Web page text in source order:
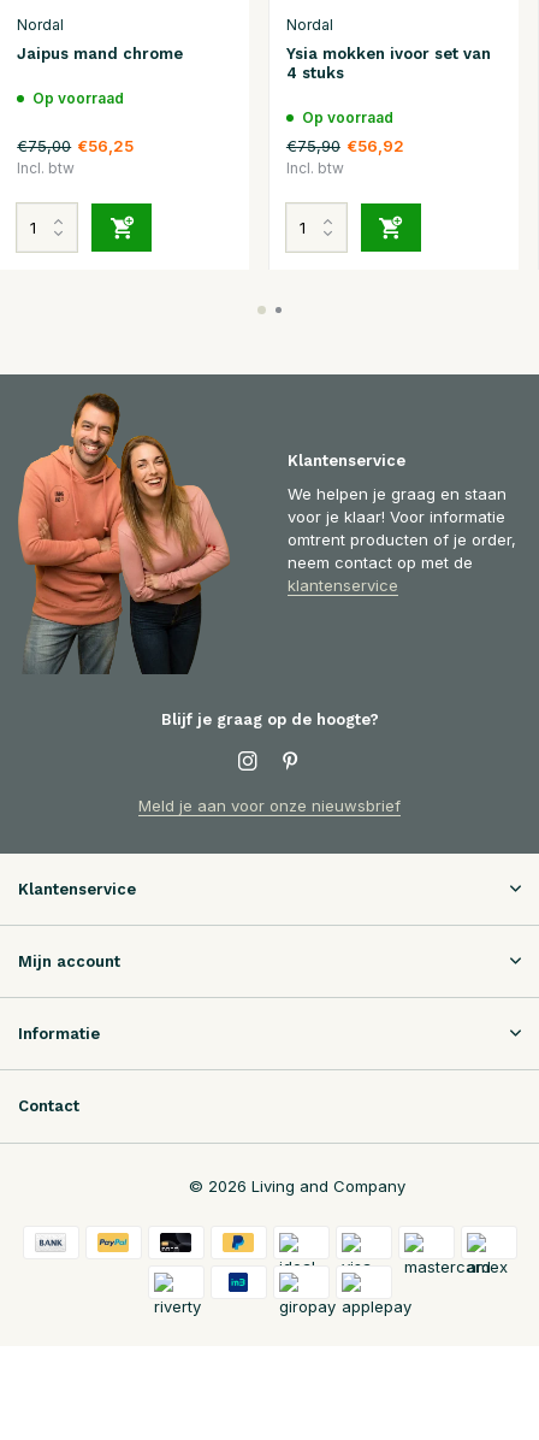
Nordal
Jaipus mand chrome
Op voorraad
€75,00 €56,25
Incl. btw
Nordal
Ysia mokken ivoor set van
4 stuks
Op voorraad
€75,90 €56,92
Incl. btw
Klantenservice
We helpen je graag en staan
voor je klaar! Voor informatie
omtrent producten of je order,
neem contact op met de
klantenservice
Blijf je graag op de hoogte?
Meld je aan voor onze nieuwsbrief
Klantenservice
Mijn account
Informatie
Contact
© 2026 Living and Company